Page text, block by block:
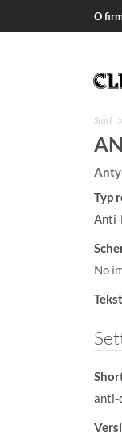
O
J
e
s
t
ś
w
Start
Typ
Anti-
No
Tekst
anti-